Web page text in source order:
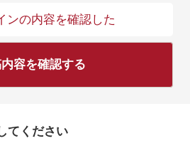
ンの内容を確認した
容を確認する
てください